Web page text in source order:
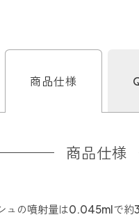
商品仕様
商品仕様
ュの噴射量は0.045mlで約